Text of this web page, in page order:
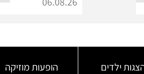
ילדים הופעות מוזיקה